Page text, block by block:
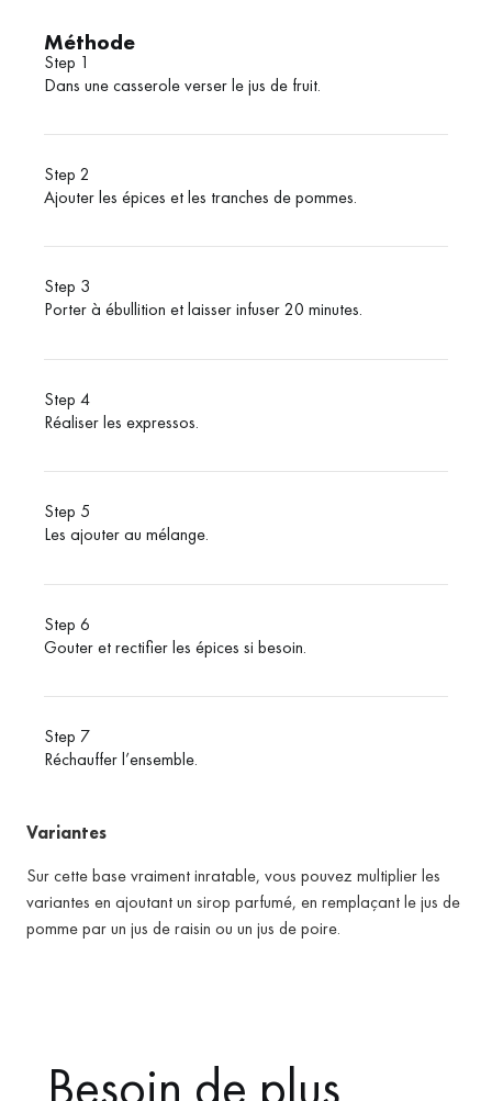
Méthode
Step 1
Dans une casserole verser le jus de fruit.
Step 2
Ajouter les épices et les tranches de pommes.
Step 3
Porter à ébullition et laisser infuser 20 minutes.
Step 4
Réaliser les expressos.
Step 5
Les ajouter au mélange.
Step 6
Gouter et rectifier les épices si besoin.
Step 7
Réchauffer l’ensemble.
Variantes
Sur cette base vraiment inratable, vous pouvez multiplier les
variantes en ajoutant un sirop parfumé, en remplaçant le jus de
pomme par un jus de raisin ou un jus de poire.
Besoin de plus